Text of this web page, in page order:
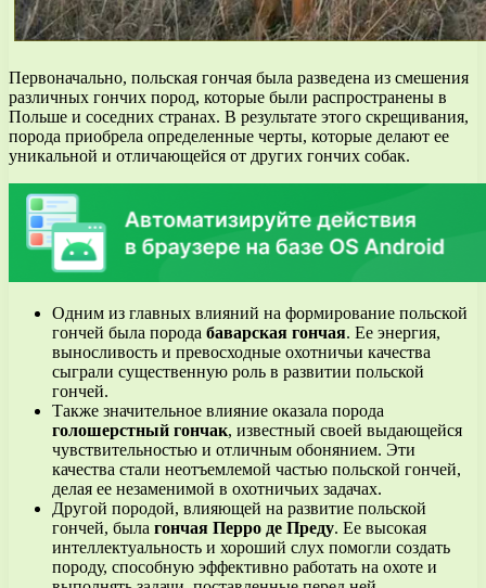
Первоначально, польская гончая была разведена из смешения
различных гончих пород, которые были распространены в
Польше и соседних странах. В результате этого скрещивания,
порода приобрела определенные черты, которые делают ее
уникальной и отличающейся от других гончих собак.
Одним из главных влияний на формирование польской
гончей была порода баварская гончая. Ее энергия,
выносливость и превосходные охотничьи качества
сыграли существенную роль в развитии польской
гончей.
Также значительное влияние оказала порода
голошерстный гончак, известный своей выдающейся
чувствительностью и отличным обонянием. Эти
качества стали неотъемлемой частью польской гончей,
делая ее незаменимой в охотничьих задачах.
Другой породой, влияющей на развитие польской
гончей, была гончая Перро де Преду. Ее высокая
интеллектуальность и хороший слух помогли создать
породу, способную эффективно работать на охоте и